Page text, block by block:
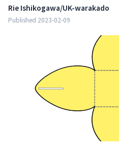
Rie Ishikogawa/UK-warakado
Published 2023-02-09